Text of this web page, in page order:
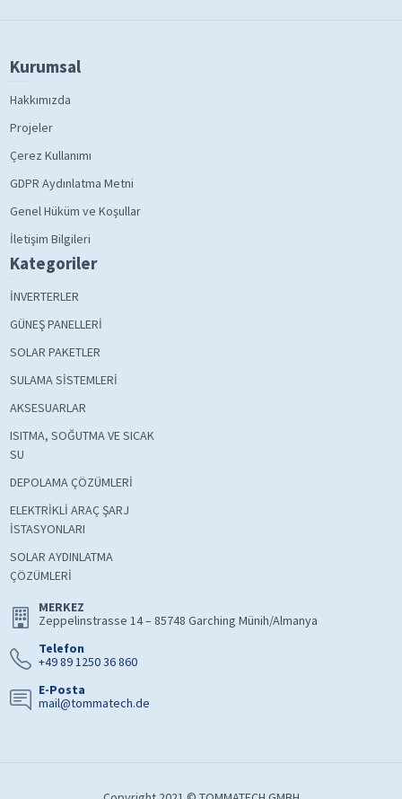
Kurumsal
Hakkımızda
Projeler
Çerez Kullanımı
GDPR Aydınlatma Metni
Genel Hüküm ve Koşullar
İletişim Bilgileri
Kategoriler
İNVERTERLER
GÜNEŞ PANELLERİ
SOLAR PAKETLER
SULAMA SİSTEMLERİ
AKSESUARLAR
ISITMA, SOĞUTMA VE SICAK
SU
DEPOLAMA ÇÖZÜMLERİ
ELEKTRİKLİ ARAÇ ŞARJ
İSTASYONLARI
SOLAR AYDINLATMA
ÇÖZÜMLERİ
MERKEZ
Zeppelinstrasse 14 – 85748 Garching Münih/Almanya
Telefon
+49 89 1250 36 860
E-Posta
mail@tommatech.de